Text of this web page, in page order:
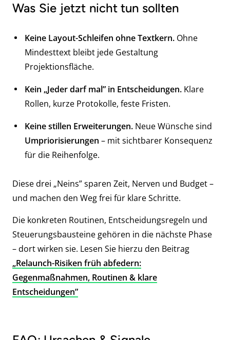
Was Sie jetzt nicht tun sollten
Keine Layout-Schleifen ohne Textkern. Ohne
Mindesttext bleibt jede Gestaltung
Projektionsfläche.
Kein „Jeder darf mal” in Entscheidungen. Klare
Rollen, kurze Protokolle, feste Fristen.
Keine stillen Erweiterungen. Neue Wünsche sind
Umpriorisierungen – mit sichtbarer Konsequenz
für die Reihenfolge.
Diese drei „Neins” sparen Zeit, Nerven und Budget –
und machen den Weg frei für klare Schritte.
Die konkreten Routinen, Entscheidungsregeln und
Steuerungsbausteine gehören in die nächste Phase
– dort wirken sie. Lesen Sie hierzu den Beitrag
„Relaunch-Risiken früh abfedern:
Gegenmaßnahmen, Routinen & klare
Entscheidungen”